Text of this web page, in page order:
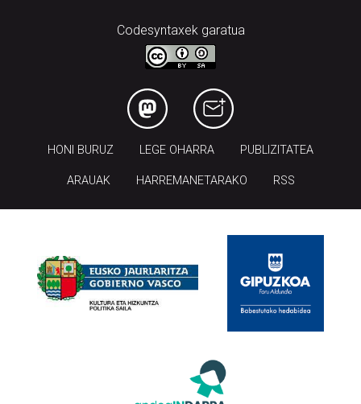
Codesyntaxek garatua
HONI BURUZ LEGE OHARRA PUBLIZITATEA
ARAUAK HARREMANETARAKO RSS